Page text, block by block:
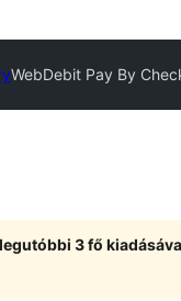
WebDebit Pay By
3 fő